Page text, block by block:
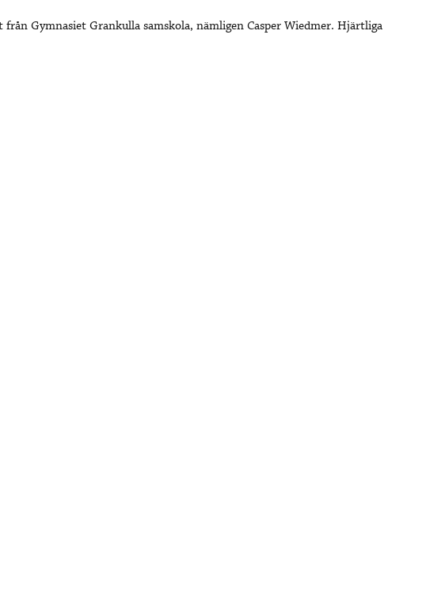
Gymnasiet Grankulla samskola, nämligen Casper Wiedmer. Hjärtliga